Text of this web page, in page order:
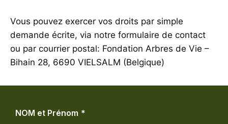
Vous pouvez exercer vos droits par simple
demande écrite, via notre formulaire de contact
ou par courrier postal: Fondation Arbres de Vie –
Bihain 28, 6690 VIELSALM (Belgique)
NOM et Prénom *